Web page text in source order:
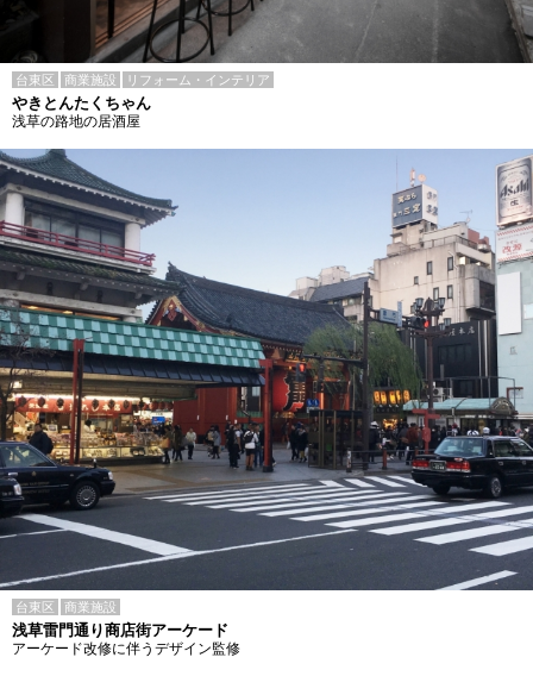
台東区 商業施設 リフォーム・インテリア
やきとんたくちゃん
浅草の路地の居酒屋
台東区 商業施設
浅草雷門通り商店街アーケード
アーケード改修に伴うデザイン監修